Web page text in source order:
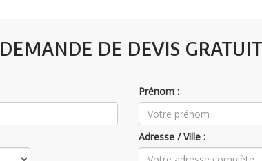
DEMANDE DE DEVIS GRATUIT
Prénom :
Adresse / Ville :